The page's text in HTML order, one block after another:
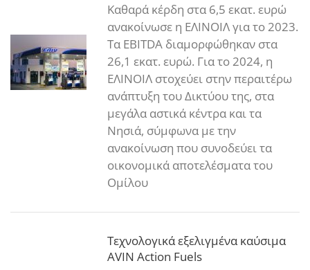
Καθαρά κέρδη στα 6,5 εκατ. ευρώ
ανακοίνωσε η ΕΛΙΝΟΙΛ για το 2023.
Τα EBITDA διαμορφώθηκαν στα
26,1 εκατ. ευρώ. Για το 2024, η
ΕΛΙΝΟΙΛ στοχεύει στην περαιτέρω
ανάπτυξη του Δικτύου της, στα
μεγάλα αστικά κέντρα και τα
Νησιά, σύμφωνα με την
ανακοίνωση που συνοδεύει τα
οικονομικά αποτελέσματα του
Ομίλου
Tεχνολογικά εξελιγμένα καύσιμα
AVIN Action Fuels